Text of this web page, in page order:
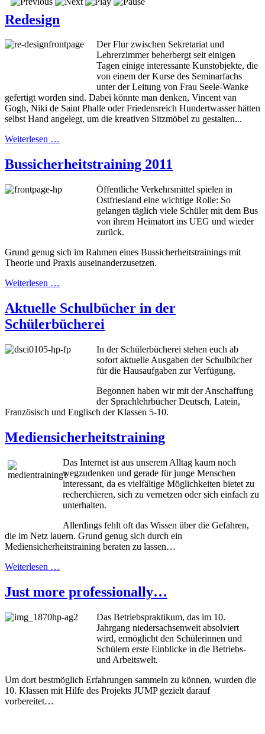
Redesign
Der Flur zwischen Sekretariat und
Lehrerzimmer beherbergt seit einigen
Tagen einige interessante Kunstobjekte, die
von einem der Kurse des Seminarfachs
unter der Leitung von Frau Seele-Wanke
gefertigt worden sind. Dabei könnte man denken, Vincent van
Gogh, Niki de Saint Phalle oder Friedensreich Hundertwasser hätten
selbst Hand angelegt, um die kreativen Sitzmöbel zu gestalten...
Weiterlesen …
Bussicherheitstraining 2011
Öffentliche Verkehrsmittel spielen in
Ostfriesland eine wichtige Rolle: So
gelangen täglich viele Schüler mit dem Bus
von ihrem Heimatort ins UEG und wieder
zurück.
Grund genug sich im Rahmen eines Bussicherheitstrainings mit
Theorie und Praxis auseinanderzusetzen.
Weiterlesen …
Aktuelle Schulbücher in der
Schülerbücherei
In der Schülerbücherei stehen euch ab
sofort aktuelle Ausgaben der Schulbücher
für die Hausaufgaben zur Verfügung.
Begonnen haben wir mit der Anschaffung
der Sprachlehrbücher Deutsch, Latein,
Französisch und Englisch der Klassen 5-10.
Mediensicherheitstraining
Das Internet ist aus unserem Alltag kaum noch
wegzudenken und gerade für junge Menschen
interessant, da es vielfältige Möglichkeiten bietet zu
recherchieren, sich zu vernetzen oder sich einfach zu
unterhalten.
Allerdings fehlt oft das Wissen über die Gefahren,
die im Netz lauern. Grund genug sich durch ein
Mediensicherheitstraining beraten zu lassen…
Weiterlesen …
Just more professionally…
Das Betriebspraktikum, das im 10.
Jahrgang niedersachsenweit absolviert
wird, ermöglicht den Schülerinnen und
Schülern erste Einblicke in die Betriebs-
und Arbeitswelt.
Um dort bestmöglich Erfahrungen sammeln zu können, wurden die
10. Klassen mit Hilfe des Projekts JUMP gezielt darauf
vorbereitet…